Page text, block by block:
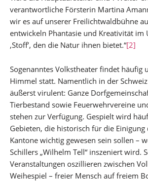
verantwortliche Försterin Martina
wir es auf unserer Freilichtwaldbühne
entwickeln Phantasie und Kreativität im
‚Stoff’, den die Natur ihnen bietet.“[2]
Sogenanntes Volkstheater findet häufig
Himmel statt. Namentlich in der
äußerst virulent: Ganze
Tierbestand sowie Feuerwehrvereine
stehen zur Verfügung. Gespielt wird
Gebieten, die historisch für die Einigung
Kantone wichtig gewesen sein sollen –
Schillers „Wilhelm Tell“ inszeniert wird.
Veranstaltungen oszillieren zwischen
Weihespiel – freier Mensch auf freiem